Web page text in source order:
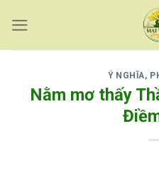
content
Ý NGHĨA,
Nằm mơ thấy